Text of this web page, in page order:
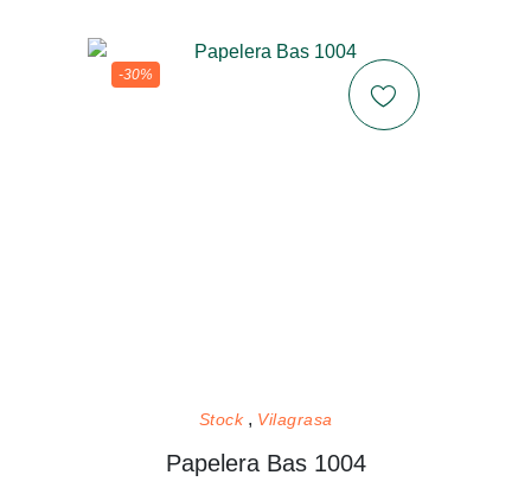
-30%
Stock Vilagrasa
Papelera Bas 1004